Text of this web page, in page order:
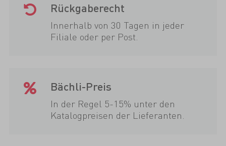
Rückgaberecht
Innerhalb von 30 Tagen in jeder
Filiale oder per Post.
Bächli-Preis
In der Regel 5-15% unter den
Katalogpreisen der Lieferanten.